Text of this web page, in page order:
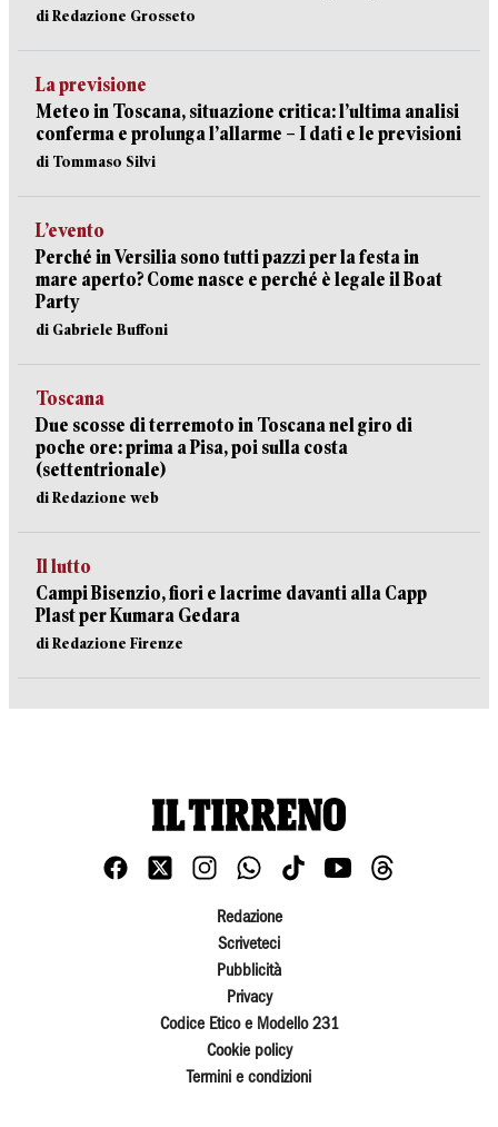
di Redazione Grosseto
La previsione
Meteo in Toscana, situazione critica: l’ultima analisi
conferma e prolunga l’allarme – I dati e le previsioni
di Tommaso Silvi
L’evento
Perché in Versilia sono tutti pazzi per la festa in
mare aperto? Come nasce e perché è legale il Boat
Party
di Gabriele Buffoni
Toscana
Due scosse di terremoto in Toscana nel giro di
poche ore: prima a Pisa, poi sulla costa
(settentrionale)
di Redazione web
Il lutto
Campi Bisenzio, fiori e lacrime davanti alla Capp
Plast per Kumara Gedara
di Redazione Firenze
Redazione
Scriveteci
Pubblicità
Privacy
Codice Etico e Modello 231
Cookie policy
Termini e condizioni